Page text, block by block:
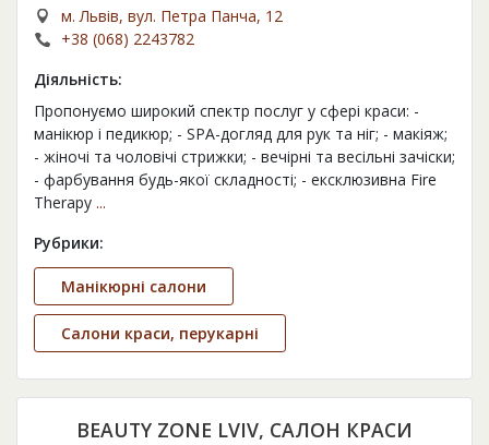
м. Львів, вул. Петра Панча, 12
+38 (068) 2243782
Діяльність:
Пропонуємо широкий спектр послуг у сфері краси: -
манікюр і педикюр; - SPA-догляд для рук та ніг; - макіяж;
- жіночі та чоловічі стрижки; - вечірні та весільні зачіски;
- фарбування будь-якої складності; - ексклюзивна Fire
Therapy ...
Рубрики:
Манікюрні салони
Салони краси, перукарні
BEAUTY ZONE LVIV, САЛОН КРАСИ